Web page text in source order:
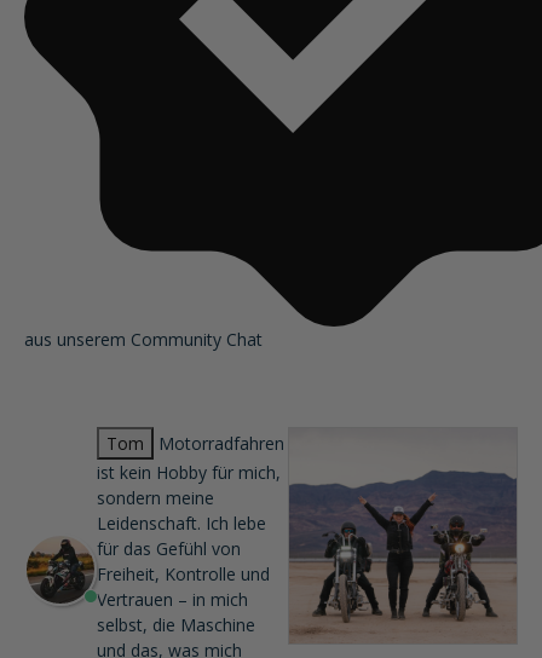
aus unserem Community Chat
Tom
Motorradfahren
ist kein Hobby für mich,
sondern meine
Leidenschaft. Ich lebe
für das Gefühl von
Freiheit, Kontrolle und
Vertrauen – in mich
selbst, die Maschine
und das, was mich